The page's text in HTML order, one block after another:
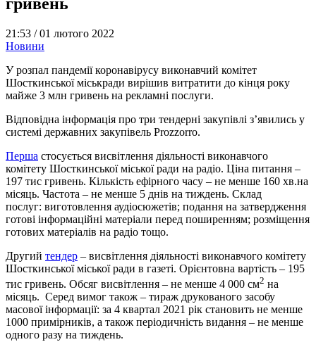
21:53 /01 лютого 2022
Новини
У розпал пандемії коронавірусу виконавчий комітет
Шосткинської міськради вирішив витратити до кінця року
майже 3 млн гривень на рекламні послуги.
Відповідна інформація про три тендерні закупівлі з’явились у
системі державних закупівель Prozzorro.
Перша стосується висвітлення діяльності виконавчого
комітету Шосткинської міської ради на радіо. Ціна питання –
197 тис гривень. Кількість ефірного часу – не менше 160 хв.на
місяць. Частота – не менше 5 днів на тиждень. Склад
послуг: виготовлення аудіосюжетів; подання на затвердження
готові інформаційні матеріали перед поширенням; розміщення
готових матеріалів на радіо тощо.
Другий тендер – висвітлення діяльності виконавчого комітету
Шосткинської міської ради в газеті. Орієнтовна вартість – 195
тис гривень. Обсяг висвітлення – не менше 4 000 см2 на
місяць. Серед вимог також – тираж друкованого засобу
масової інформації: за 4 квартал 2021 рік становить не менше
1000 примірників, а також періодичність видання – не менше
одного разу на тиждень.